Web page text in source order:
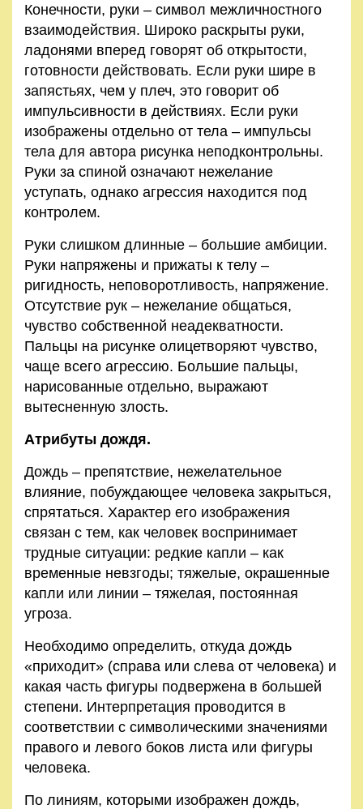
Конечности, руки – символ межличностного
взаимодействия. Широко раскрыты руки,
ладонями вперед говорят об открытости,
готовности действовать. Если руки шире в
запястьях, чем у плеч, это говорит об
импульсивности в действиях. Если руки
изображены отдельно от тела – импульсы
тела для автора рисунка неподконтрольны.
Руки за спиной означают нежелание
уступать, однако агрессия находится под
контролем.
Руки слишком длинные – большие амбиции.
Руки напряжены и прижаты к телу –
ригидность, неповоротливость, напряжение.
Отсутствие рук – нежелание общаться,
чувство собственной неадекватности.
Пальцы на рисунке олицетворяют чувство,
чаще всего агрессию. Большие пальцы,
нарисованные отдельно, выражают
вытесненную злость.
Атрибуты дождя.
Дождь – препятствие, нежелательное
влияние, побуждающее человека закрыться,
спрятаться. Характер его изображения
связан с тем, как человек воспринимает
трудные ситуации: редкие капли – как
временные невзгоды; тяжелые, окрашенные
капли или линии – тяжелая, постоянная
угроза.
Необходимо определить, откуда дождь
«приходит» (справа или слева от человека) и
какая часть фигуры подвержена в большей
степени. Интерпретация проводится в
соответствии с символическими значениями
правого и левого боков листа или фигуры
человека.
По линиям, которыми изображен дождь,